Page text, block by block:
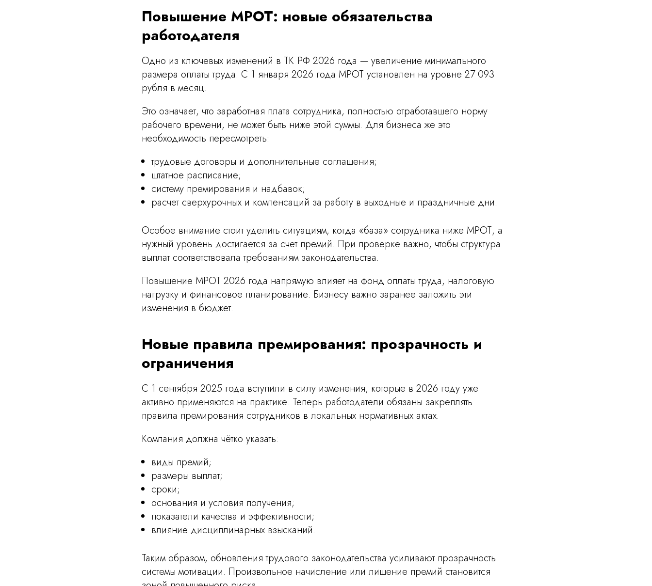
Повышение МРОТ: новые обязательства
работодателя
Одно из ключевых изменений в ТК РФ 2026 года — увеличение минимального
размера оплаты труда. С 1 января 2026 года МРОТ установлен на уровне 27 093
рубля в месяц.
Это означает, что заработная плата сотрудника, полностью отработавшего норму
рабочего времени, не может быть ниже этой суммы. Для бизнеса же это
необходимость пересмотреть:
трудовые договоры и дополнительные соглашения;
штатное расписание;
систему премирования и надбавок;
расчет сверхурочных и компенсаций за работу в выходные и праздничные дни.
Особое внимание стоит уделить ситуациям, когда «база» сотрудника ниже МРОТ, а
нужный уровень достигается за счет премий. При проверке важно, чтобы структура
выплат соответствовала требованиям законодательства.
Повышение МРОТ 2026 года напрямую влияет на фонд оплаты труда, налоговую
нагрузку и финансовое планирование. Бизнесу важно заранее заложить эти
изменения в бюджет.
Новые правила премирования: прозрачность и
ограничения
С 1 сентября 2025 года вступили в силу изменения, которые в 2026 году уже
активно применяются на практике. Теперь работодатели обязаны закреплять
правила премирования сотрудников в локальных нормативных актах.
Компания должна чётко указать:
виды премий;
размеры выплат;
сроки;
основания и условия получения;
показатели качества и эффективности;
влияние дисциплинарных взысканий.
Таким образом, обновления трудового законодательства усиливают прозрачность
системы мотивации. Произвольное начисление или лишение премий становится